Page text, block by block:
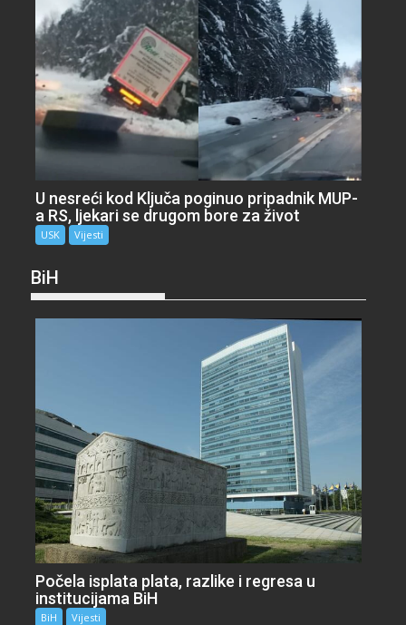
U nesreći kod Ključa poginuo pripadnik MUP-
a RS, ljekari se drugom bore za život
USK Vijesti
BiH
Počela isplata plata, razlike i regresa u
institucijama BiH
BiH Vijesti